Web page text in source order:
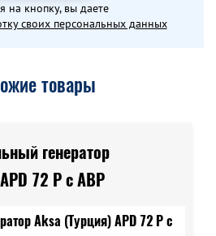
на кнопку, вы даете
своих персональных данных
товары
генератор
72 P с АВР